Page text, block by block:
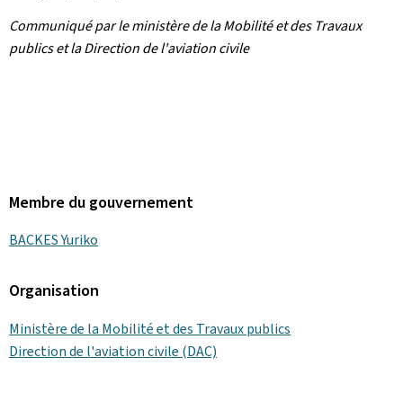
Communiqué par le ministère de la Mobilité et des Travaux
publics et la Direction de l'aviation civile
Membre du gouvernement
BACKES Yuriko
Organisation
Ministère de la Mobilité et des Travaux publics
Direction de l'aviation civile (DAC)